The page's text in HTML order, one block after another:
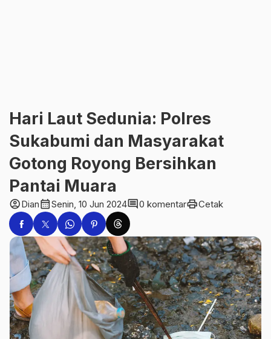
Hari Laut Sedunia: Polres
Sukabumi dan Masyarakat
Gotong Royong Bersihkan
Pantai Muara
account_circleDiancalendar_monthSenin, 10 Jun 2024comment0 komentarprintCetak